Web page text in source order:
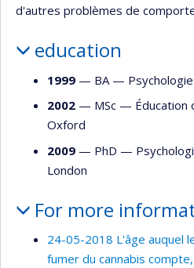
d'autres problèmes de
education
1999 — BA — Psychologie
2002 — MSc — Éducation
Oxford
2009 — PhD —
London
For more
24-05-2018 L'âge auquel
fumer du cannabis